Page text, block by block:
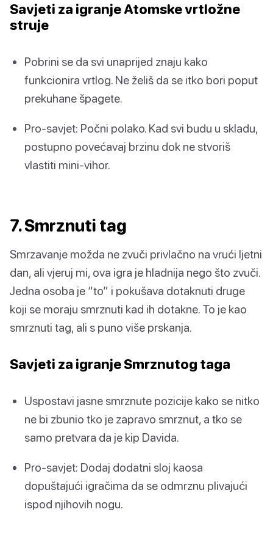
Savjeti za igranje Atomske vrtložne
struje
Pobrini se da svi unaprijed znaju kako
funkcionira vrtlog. Ne želiš da se itko bori poput
prekuhane špagete.
Pro-savjet: Počni polako. Kad svi budu u skladu,
postupno povećavaj brzinu dok ne stvoriš
vlastiti mini-vihor.
7. Smrznuti tag
Smrzavanje možda ne zvuči privlačno na vrući ljetni
dan, ali vjeruj mi, ova igra je hladnija nego što zvuči.
Jedna osoba je “to” i pokušava dotaknuti druge
koji se moraju smrznuti kad ih dotakne. To je kao
smrznuti tag, ali s puno više prskanja.
Savjeti za igranje Smrznutog taga
Uspostavi jasne smrznute pozicije kako se nitko
ne bi zbunio tko je zapravo smrznut, a tko se
samo pretvara da je kip Davida.
Pro-savjet: Dodaj dodatni sloj kaosa
dopuštajući igračima da se odmrznu plivajući
ispod njihovih nogu.